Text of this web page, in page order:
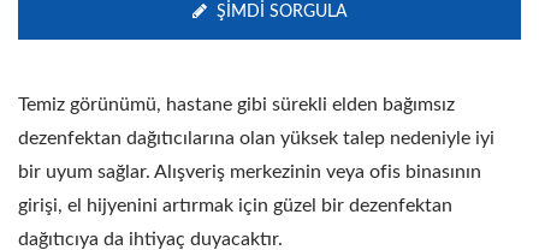
ŞIMDI SORGULA
Temiz görünümü, hastane gibi sürekli elden bağımsız
dezenfektan dağıtıcılarına olan yüksek talep nedeniyle iyi
bir uyum sağlar. Alışveriş merkezinin veya ofis binasının
girişi, el hijyenini artırmak için güzel bir dezenfektan
dağıtıcıya da ihtiyaç duyacaktır.